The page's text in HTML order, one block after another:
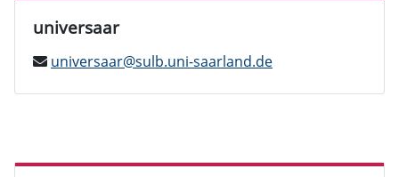
universaar
universaar@sulb.uni-saarland.de